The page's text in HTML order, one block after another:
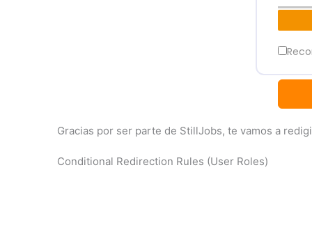
Gracias por ser parte de StillJobs, te vamos a
Conditional Redirection Rules (User Roles)